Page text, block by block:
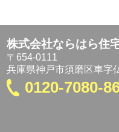
株式会社ならはら住
〒654-0111
兵庫県神戸市須磨区車字
0120-7080-